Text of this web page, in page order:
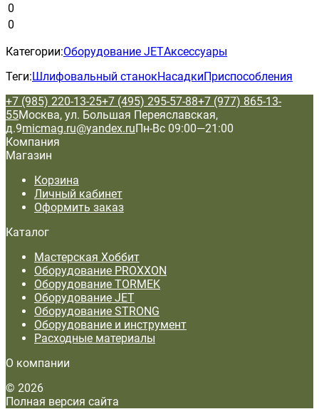
0
0
Категории:Оборудование JETАксессуары
Теги:Шлифовальный станокНасадкиПриспособления
+7 (985) 220-13-25+7 (495) 295-57-88+7 (977) 865-13-
55Москва, ул. Большая Переяславская,
д.9micmag.ru@yandex.ruПн-Вс 09:00—21:00
Компания
Магазин
Корзина
Личный кабинет
Оформить заказ
Каталог
Мастерская Хоббит
Оборудование PROXXON
Оборудование TORMEK
Оборудование JET
Оборудование STRONG
Оборудование и инструмент
Расходные материалы
О компании
© 2026
Полная версия сайта